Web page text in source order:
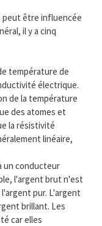
peut être influencée
il y a cinq
température de
électrique.
de la température
des atomes et
la résistivité
linéaire,
un conducteur
l'argent brut n'est
pur. L'argent
brillant. Les
car elles